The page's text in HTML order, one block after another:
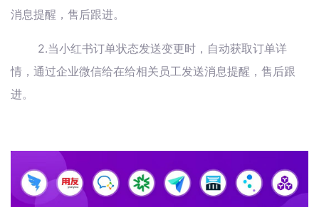
消息提醒，售后跟进。
2.当小红书订单状态发送变更时，自动获取订单详
情，通过企业微信给在给相关员工发送消息提醒，售后跟
进。